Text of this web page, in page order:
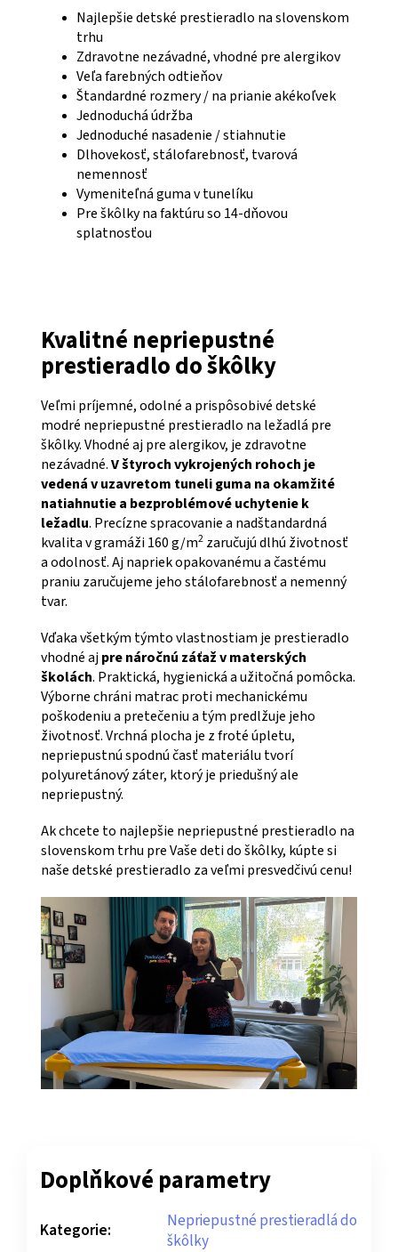
Najlepšie detské prestieradlo na slovenskom
trhu
Zdravotne nezávadné, vhodné pre alergikov
Veľa farebných odtieňov
Štandardné rozmery / na prianie akékoľvek
Jednoduchá údržba
Jednoduché nasadenie / stiahnutie
Dlhovekosť, stálofarebnosť, tvarová
nemennosť
Vymeniteľná guma v tunelíku
Pre škôlky na faktúru so 14-dňovou
splatnosťou
Kvalitné nepriepustné
prestieradlo do škôlky
Veľmi príjemné, odolné a prispôsobivé detské
modré nepriepustné prestieradlo na ležadlá pre
škôlky. Vhodné aj pre alergikov, je zdravotne
nezávadné.V štyroch vykrojených rohoch je
vedená v uzavretom tuneli guma na okamžité
natiahnutie a bezproblémové uchytenie k
ležadlu. Precízne spracovanie a nadštandardná
kvalita v gramáži 160 g/m2 zaručujú dlhú životnosť
a odolnosť. Aj napriek opakovanému a častému
praniu zaručujeme jeho stálofarebnosť a nemenný
tvar.
Vďaka všetkým týmto vlastnostiam je prestieradlo
vhodné ajpre náročnú záťaž v materských
školách. Praktická, hygienická a užitočná pomôcka.
Výborne chráni matrac proti mechanickému
poškodeniu a pretečeniu a tým predlžuje jeho
životnosť. Vrchná plocha je z froté úpletu,
nepriepustnú spodnú časť materiálu tvorí
polyuretánový záter, ktorý je priedušný ale
nepriepustný.
Ak chcete to najlepšie nepriepustné prestieradlo na
slovenskom trhu pre Vaše deti do škôlky, kúpte si
naše detské prestieradlo za veľmi presvedčivú cenu!
Doplňkové parametry
Kategorie:
Nepriepustné prestieradlá do
škôlky